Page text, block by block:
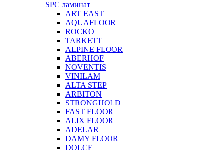
SPC ламинат
ART EAST
AQUAFLOOR
ROCKO
TARKETT
ALPINE FLOOR
ABERHOF
NOVENTIS
VINILAM
ALTA STEP
ARBITON
STRONGHOLD
FAST FLOOR
ALIX FLOOR
ADELAR
DAMY FLOOR
DOLCE